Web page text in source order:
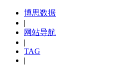
博思数据
|
网站导航
|
TAG
|